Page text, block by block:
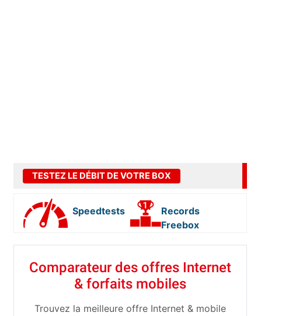
TESTEZ LE DÉBIT DE VOTRE BOX
Speedtests
Records
Freebox
Comparateur des offres Internet
& forfaits mobiles
Trouvez la meilleure offre Internet & mobile